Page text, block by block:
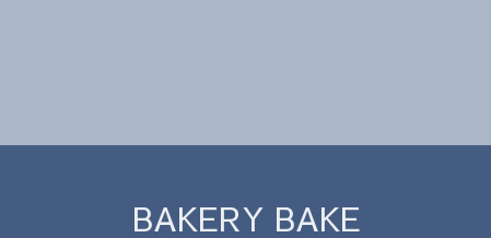
BAKERY BAKE